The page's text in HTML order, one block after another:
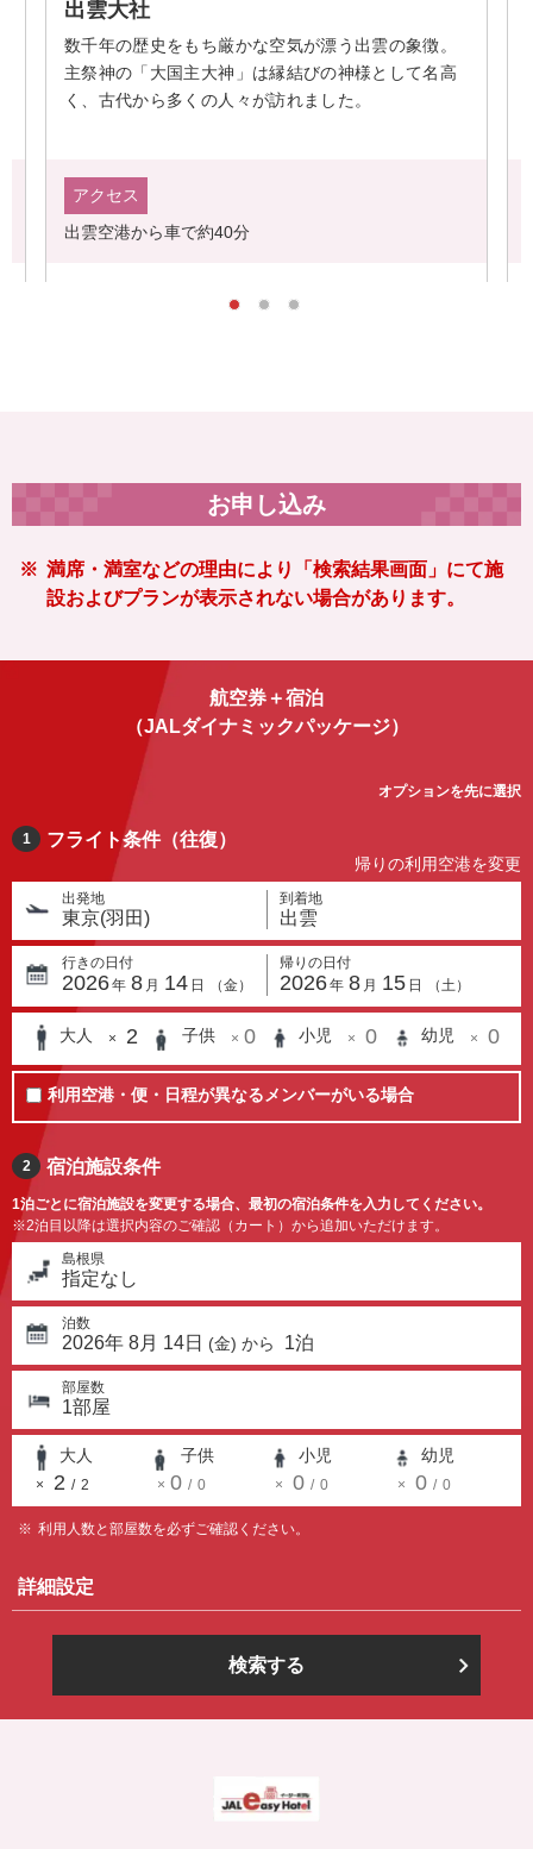
厳かな空気が漂う出雲の象徴。
神」は縁結びの神様として名高
人々が訪れました。
2015年に国宝に指定され
つ。最上階の望楼からは松
き、城山公園内には松や
お申し込み
満席・満室などの理由により「検索結果画面」にて施
設およびプランが表示されない場合があります。
航空券＋宿泊
（JALダイナミックパッケージ）
オプションを先に選択
1 フライト条件（往復）
帰りの利用空港を変更
出発地
東京(羽田)
到着地
出雲
行きの日付
2026年 8 月 14 日 （金）
帰りの日付
2026年 8 月 15 日 （土）
大人 × 2 子供 × 0 小児 × 0 幼児 × 0
利用空港・便・日程が異なるメンバーがいる場合
2 宿泊施設条件
1泊ごとに宿泊施設を変更する場合、最初の宿泊条件を入力してください。
※2泊目以降は選択内容のご確認（カート）から追加いただけます。
島根県
指定なし
泊数
2026年 8月 14日 (金) から 1泊
部屋数
1部屋
大人
× 2 / 2
子供
× 0 / 0
小児
× 0 / 0
幼児
× 0 / 0
利用人数と部屋数を必ずご確認ください。
詳細設定
検索する